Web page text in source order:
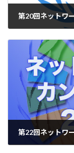
第20回ネットワ